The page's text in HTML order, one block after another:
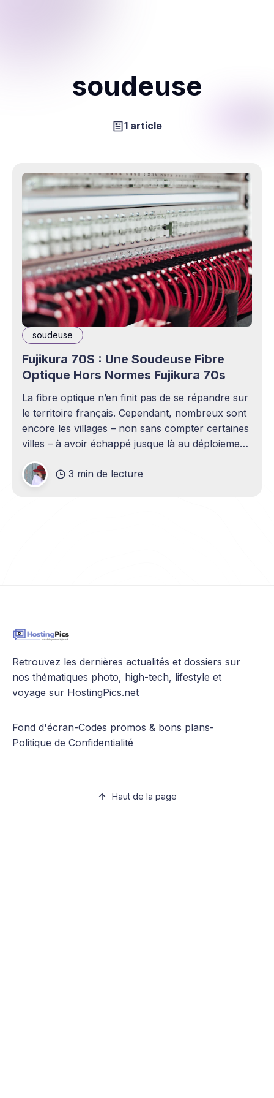
soudeuse
1 article
soudeuse
Fujikura 70S : Une Soudeuse Fibre
Optique Hors Normes Fujikura 70s
La fibre optique n’en finit pas de se répandre sur
le territoire français. Cependant, nombreux sont
encore les villages – non sans compter certaines
villes – à avoir échappé jusque là au déploiement
déploiement de câble fibre optique a encore bien
de débouchés à
3 min de lecture
Retrouvez les dernières actualités et dossiers sur
nos thématiques photo, high-tech, lifestyle et
voyage sur HostingPics.net
Fond d'écran-Codes promos & bons plans-
Politique de Confidentialité
Haut de la page